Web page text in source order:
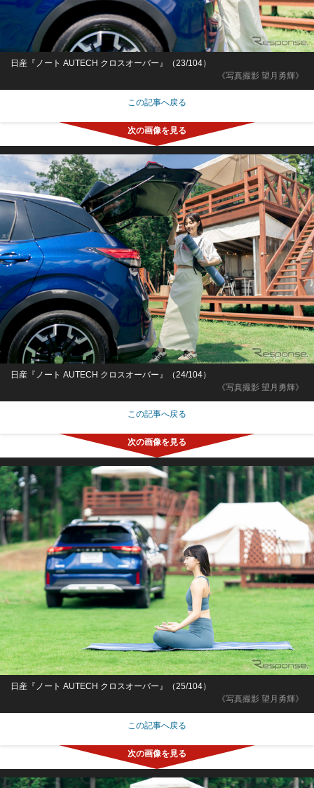
《写真撮影 望月勇輝》
日産『ノート AUTECH クロスオーバー』（23/104）
この記事へ戻る
《写真撮影 望月勇輝》
日産『ノート AUTECH クロスオーバー』（24/104）
この記事へ戻る
《写真撮影 望月勇輝》
日産『ノート AUTECH クロスオーバー』（25/104）
この記事へ戻る